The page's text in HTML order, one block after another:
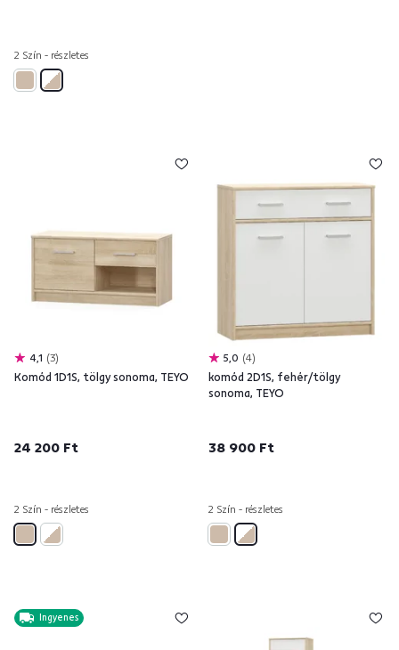
2 Szín - részletes
4,1 3
Komód 1D1S, tölgy sonoma, TEYO
24 200 Ft
2 Szín - részletes
5,0 4
komód 2D1S, fehér/tölgy
sonoma, TEYO
38 900 Ft
2 Szín - részletes
Ingyenes